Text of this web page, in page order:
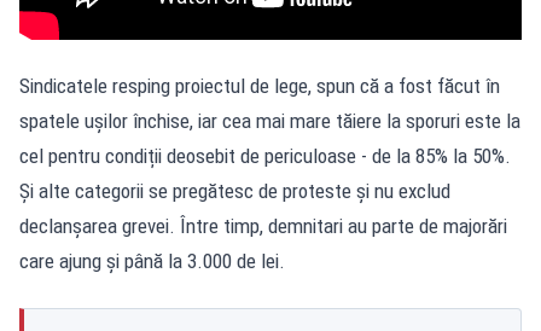
Sindicatele resping proiectul de lege, spun că a fost făcut în
spatele ușilor închise, iar cea mai mare tăiere la sporuri este la
cel pentru condiții deosebit de periculoase - de la 85% la 50%.
Și alte categorii se pregătesc de proteste și nu exclud
declanșarea grevei. Între timp, demnitari au parte de majorări
care ajung și până la 3.000 de lei.